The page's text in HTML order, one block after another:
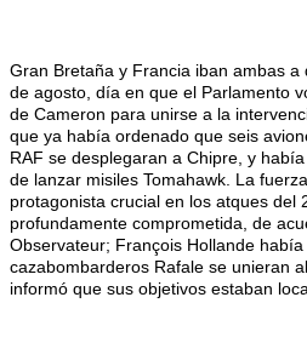
Gran Bretaña y Francia iban ambas
de agosto, día en que el Parlamento
de Cameron para unirse a la
que ya había ordenado que seis
RAF se desplegaran a Chipre, y
de lanzar misiles Tomahawk. La
protagonista crucial en los atques del
profundamente comprometida, de
Observateur; François Hollande
cazabombarderos Rafale se unieran
informó que sus objetivos estaban